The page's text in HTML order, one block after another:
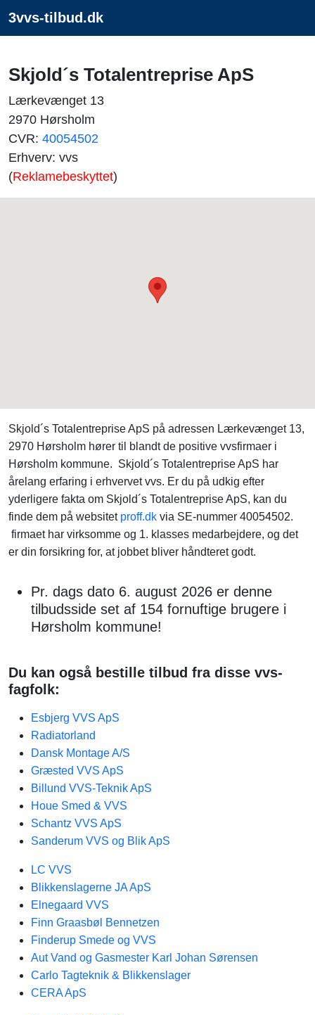
3vvs-tilbud.dk
Skjold´s Totalentreprise ApS
Lærkevænget 13
2970 Hørsholm
CVR: 40054502
Erhverv: vvs
(Reklamebeskyttet)
Skjold´s Totalentreprise ApS på adressen Lærkevænget 13,
2970 Hørsholm hører til blandt de positive vvsfirmaer i
Hørsholm kommune. Skjold´s Totalentreprise ApS har
årelang erfaring i erhvervet vvs. Er du på udkig efter
yderligere fakta om Skjold´s Totalentreprise ApS, kan du
finde dem på websitet proff.dk via SE-nummer 40054502.
firmaet har virksomme og 1. klasses medarbejdere, og det
er din forsikring for, at jobbet bliver håndteret godt.
Pr. dags dato 6. august 2026 er denne
tilbudsside set af 154 fornuftige brugere i
Hørsholm kommune!
Du kan også bestille tilbud fra disse vvs-
fagfolk:
Esbjerg VVS ApS
Radiatorland
Dansk Montage A/S
Græsted VVS ApS
Billund VVS-Teknik ApS
Houe Smed & VVS
Schantz VVS ApS
Sanderum VVS og Blik ApS
LC VVS
Blikkenslagerne JA ApS
Elnegaard VVS
Finn Graasbøl Bennetzen
Finderup Smede og VVS
Aut Vand og Gasmester Karl Johan Sørensen
Carlo Tagteknik & Blikkenslager
CERA ApS